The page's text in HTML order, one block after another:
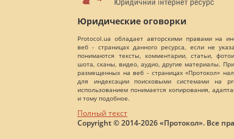
Юридические оговорки
Protocol.ua обладает авторскими правами на
веб - страницах данного ресурса, если не
понимаются тексты, комментарии, статьи,
шота, сканы, видео, аудио, другие материалы.
размещенных на веб - страницах «Протокол»
для индексации поисковыми системами на
использованием понимается копирования,
и тому подобное.
Полный текст
Copyright © 2014-2026 «Протокол». Все